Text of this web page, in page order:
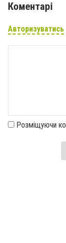
Коментарі
Авторизуватись
Розміщуючи